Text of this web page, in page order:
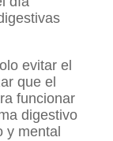
evitar el
que el
funcionar
digestivo
y mental